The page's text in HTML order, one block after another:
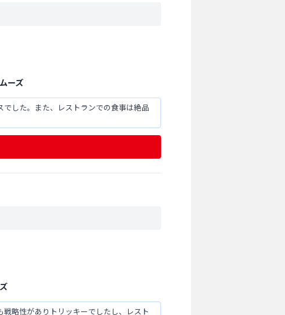
ーズ
した。また、レストランでの食事は絶品
略性がありトリッキーでしたし、レスト